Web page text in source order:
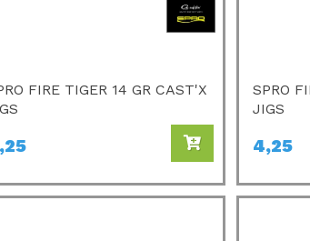
FIRE TIGER 14 GR CAST'X
SPRO
JIGS
4,25